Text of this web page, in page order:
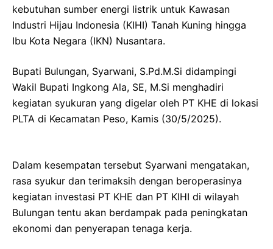
kebutuhan sumber energi listrik untuk Kawasan
Industri Hijau Indonesia (KIHI) Tanah Kuning hingga
Ibu Kota Negara (IKN) Nusantara.
Bupati Bulungan, Syarwani, S.Pd.M.Si didampingi
Wakil Bupati Ingkong Ala, SE, M.Si menghadiri
kegiatan syukuran yang digelar oleh PT KHE di lokasi
PLTA di Kecamatan Peso, Kamis (30/5/2025).
Dalam kesempatan tersebut Syarwani mengatakan,
rasa syukur dan terimaksih dengan beroperasinya
kegiatan investasi PT KHE dan PT KIHI di wilayah
Bulungan tentu akan berdampak pada peningkatan
ekonomi dan penyerapan tenaga kerja.